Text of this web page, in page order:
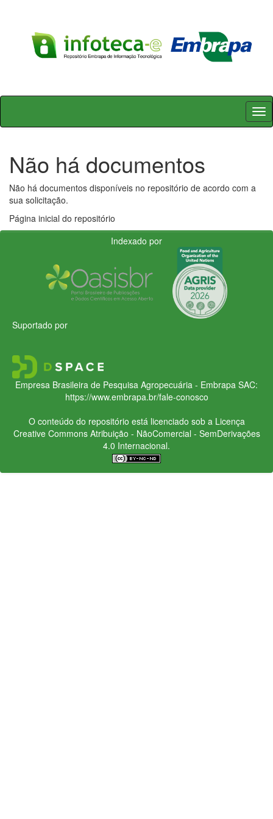
Skip
Não há documentos
Não há documentos disponíveis no repositório de acordo com a
sua solicitação.
Página inicial do repositório
Indexado por
Suportado por
Empresa Brasileira de Pesquisa Agropecuária - Embrapa SAC:
https://www.embrapa.br/fale-conosco
O conteúdo do repositório está licenciado sob a Licença
Creative CommonsAtribuição - NãoComercial - SemDerivações
4.0 Internacional.